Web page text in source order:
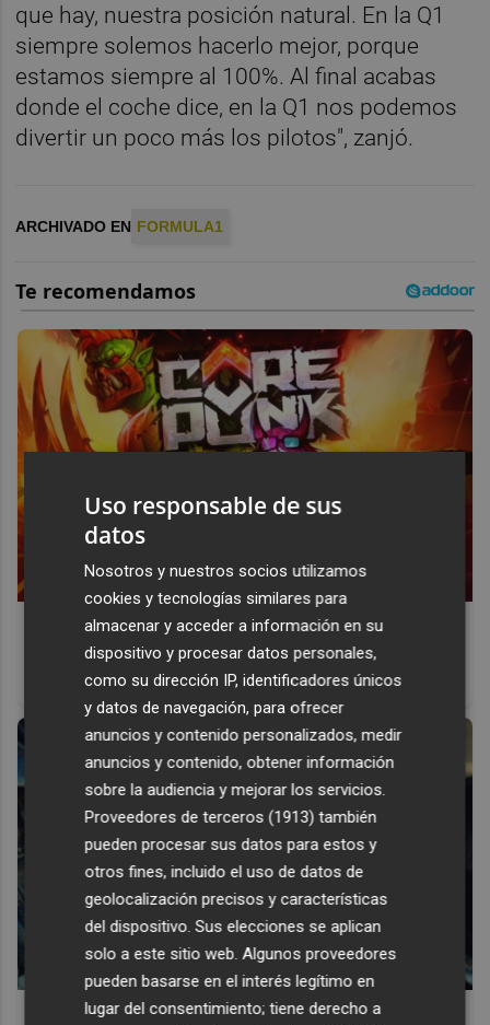
que hay, nuestra posición natural. En la Q1
siempre solemos hacerlo mejor, porque
estamos siempre al 100%. Al final acabas
donde el coche dice, en la Q1 nos podemos
divertir un poco más los pilotos", zanjó.
ARCHIVADO EN FORMULA1
Corepunk MMORPG
Un verdadero MMORPG de la vieja escuela ¡Cómo los de
antes, pero mejor!
Pasaportes que abren puertas
Uso responsable de sus
datos
Nosotros y nuestros socios utilizamos
cookies y tecnologías similares para
almacenar y acceder a información en su
dispositivo y procesar datos personales,
como su dirección IP, identificadores únicos
y datos de navegación, para ofrecer
anuncios y contenido personalizados, medir
anuncios y contenido, obtener información
sobre la audiencia y mejorar los servicios.
Proveedores de terceros (1913) también
pueden procesar sus datos para estos y
otros fines, incluido el uso de datos de
geolocalización precisos y características
del dispositivo. Sus elecciones se aplican
solo a este sitio web. Algunos proveedores
pueden basarse en el interés legítimo en
lugar del consentimiento; tiene derecho a